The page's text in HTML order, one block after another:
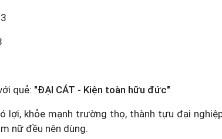
quẻ: "ĐẠI CÁT - Kiện toàn hữu đức"
lợi, khỏe mạnh trường thọ, thành tựu đại
nữ đều nên dùng.